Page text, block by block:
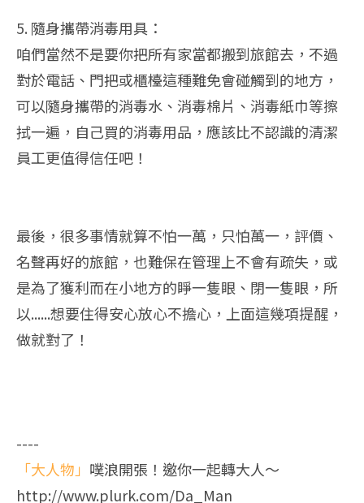
5. 隨身攜帶消毒用具：
咱們當然不是要你把所有家當都搬到旅館去，不過
對於電話、門把或櫃檯這種難免會碰觸到的地方，
可以隨身攜帶的消毒水、消毒棉片、消毒紙巾等擦
拭一遍，自己買的消毒用品，應該比不認識的清潔
員工更值得信任吧！
最後，很多事情就算不怕一萬，只怕萬一，評價、
名聲再好的旅館，也難保在管理上不會有疏失，或
是為了獲利而在小地方的睜一隻眼、閉一隻眼，所
以......想要住得安心放心不擔心，上面這幾項提醒，
做就對了！
----
「大人物」 噗浪開張！邀你一起轉大人～
http://www.plurk.com/Da_Man